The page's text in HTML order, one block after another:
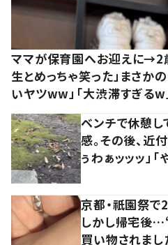
ママが保育園へお迎えに
生とめっちゃ笑った」まさか
いヤツww」「大渋滞すぎるw
ベンチで休憩
感。その後、近
ぅわぁッッッ」
京都・祇園祭
しかし帰宅後
買い物されまし